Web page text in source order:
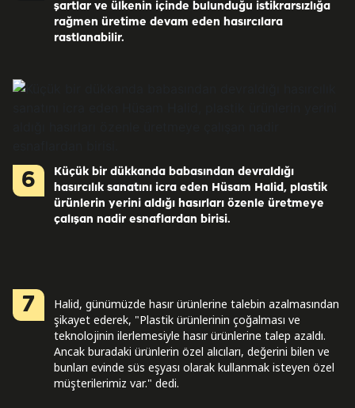
şartlar ve ülkenin içinde bulunduğu istikrarsızlığa
rağmen üretime devam eden hasırcılara
rastlanabilir.
6
Küçük bir dükkanda babasından devraldığı
hasırcılık sanatını icra eden Hüsam Halid, plastik
ürünlerin yerini aldığı hasırları özenle üretmeye
çalışan nadir esnaflardan birisi.
7
Halid, günümüzde hasır ürünlerine talebin azalmasından
şikayet ederek, "Plastik ürünlerinin çoğalması ve
teknolojinin ilerlemesiyle hasır ürünlerine talep azaldı.
Ancak buradaki ürünlerin özel alıcıları, değerini bilen ve
bunları evinde süs eşyası olarak kullanmak isteyen özel
müşterilerimiz var." dedi.